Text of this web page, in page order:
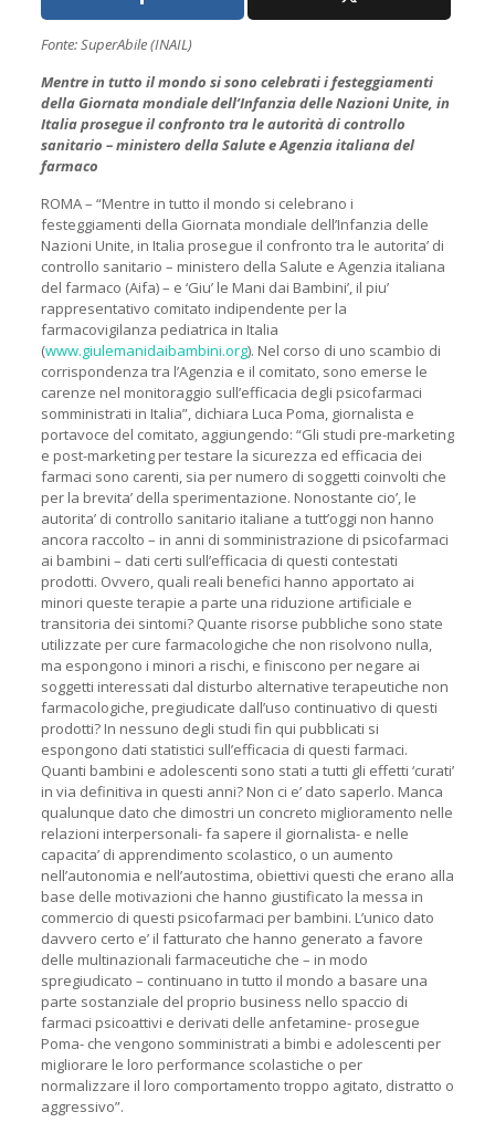
Fonte: SuperAbile (INAIL)
Mentre in tutto il mondo si sono celebrati i festeggiamenti
della Giornata mondiale dell’Infanzia delle Nazioni Unite, in
Italia prosegue il confronto tra le autorità di controllo
sanitario – ministero della Salute e Agenzia italiana del
farmaco
ROMA – “Mentre in tutto il mondo si celebrano i
festeggiamenti della Giornata mondiale dell’Infanzia delle
Nazioni Unite, in Italia prosegue il confronto tra le autorita’ di
controllo sanitario – ministero della Salute e Agenzia italiana
del farmaco (Aifa) – e ‘Giu’ le Mani dai Bambini’, il piu’
rappresentativo comitato indipendente per la
farmacovigilanza pediatrica in Italia
(www.giulemanidaibambini.org). Nel corso di uno scambio di
corrispondenza tra l’Agenzia e il comitato, sono emerse le
carenze nel monitoraggio sull’efficacia degli psicofarmaci
somministrati in Italia”, dichiara Luca Poma, giornalista e
portavoce del comitato, aggiungendo: “Gli studi pre-marketing
e post-marketing per testare la sicurezza ed efficacia dei
farmaci sono carenti, sia per numero di soggetti coinvolti che
per la brevita’ della sperimentazione. Nonostante cio’, le
autorita’ di controllo sanitario italiane a tutt’oggi non hanno
ancora raccolto – in anni di somministrazione di psicofarmaci
ai bambini – dati certi sull’efficacia di questi contestati
prodotti. Ovvero, quali reali benefici hanno apportato ai
minori queste terapie a parte una riduzione artificiale e
transitoria dei sintomi? Quante risorse pubbliche sono state
utilizzate per cure farmacologiche che non risolvono nulla,
ma espongono i minori a rischi, e finiscono per negare ai
soggetti interessati dal disturbo alternative terapeutiche non
farmacologiche, pregiudicate dall’uso continuativo di questi
prodotti? In nessuno degli studi fin qui pubblicati si
espongono dati statistici sull’efficacia di questi farmaci.
Quanti bambini e adolescenti sono stati a tutti gli effetti ‘curati’
in via definitiva in questi anni? Non ci e’ dato saperlo. Manca
qualunque dato che dimostri un concreto miglioramento nelle
relazioni interpersonali- fa sapere il giornalista- e nelle
capacita’ di apprendimento scolastico, o un aumento
nell’autonomia e nell’autostima, obiettivi questi che erano alla
base delle motivazioni che hanno giustificato la messa in
commercio di questi psicofarmaci per bambini. L’unico dato
davvero certo e’ il fatturato che hanno generato a favore
delle multinazionali farmaceutiche che – in modo
spregiudicato – continuano in tutto il mondo a basare una
parte sostanziale del proprio business nello spaccio di
farmaci psicoattivi e derivati delle anfetamine- prosegue
Poma- che vengono somministrati a bimbi e adolescenti per
migliorare le loro performance scolastiche o per
normalizzare il loro comportamento troppo agitato, distratto o
aggressivo”.